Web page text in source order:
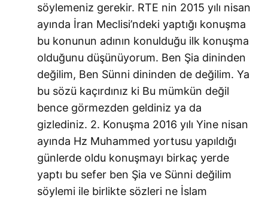
söylemeniz gerekir. RTE nin 2015 yılı nisan
ayında İran Meclisi’ndeki yaptığı konuşma
bu konunun adının konulduğu ilk konuşma
olduğunu düşünüyorum. Ben Şia dininden
değilim, Ben Sünni dininden de değilim. Ya
bu sözü kaçırdınız ki Bu mümkün değil
bence görmezden geldiniz ya da
gizlediniz. 2. Konuşma 2016 yılı Yine nisan
ayında Hz Muhammed yortusu yapıldığı
günlerde oldu konuşmayı birkaç yerde
yaptı bu sefer ben Şia ve Sünni değilim
söylemi ile birlikte sözleri ne İslam